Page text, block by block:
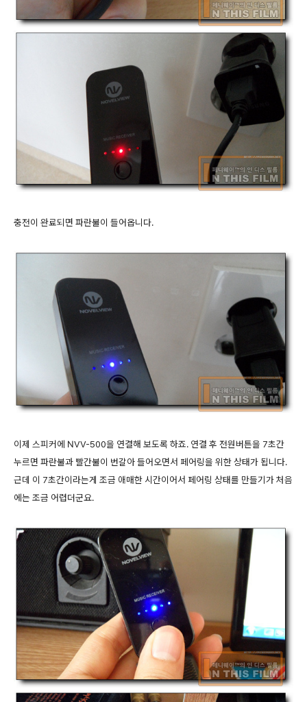
충전이 완료되면 파란불이 들어옵니다.
이제 스피커에 NVV-500을 연결해 보도록 하죠. 연결 후 전원버튼을 7초간
누르면 파란불과 빨간불이 번갈아 들어오면서 페어링을 위한 상태가 됩니다.
근데 이 7초간이라는게 조금 애매한 시간이어서 페어링 상태를 만들기가 처음
에는 조금 어렵더군요.